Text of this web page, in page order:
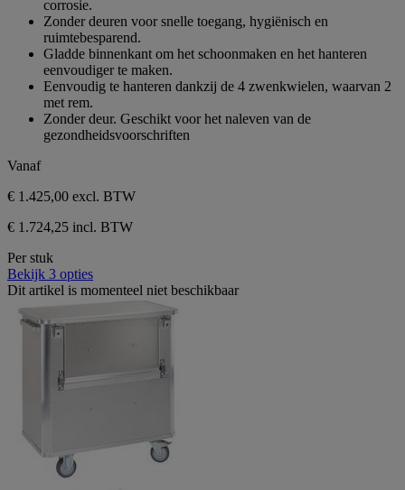
sterren.
corrosie.
Zonder deuren voor snelle toegang, hygiënisch en
ruimtebesparend.
Gladde binnenkant om het schoonmaken en het hanteren
eenvoudiger te maken.
Eenvoudig te hanteren dankzij de 4 zwenkwielen, waarvan 2
met rem.
Zonder deur. Geschikt voor het naleven van de
gezondheidsvoorschriften
Vanaf
€ 1.425,00 excl. BTW
€ 1.724,25 incl. BTW
Per stuk
Bekijk 3 opties
Dit artikel is momenteel niet beschikbaar